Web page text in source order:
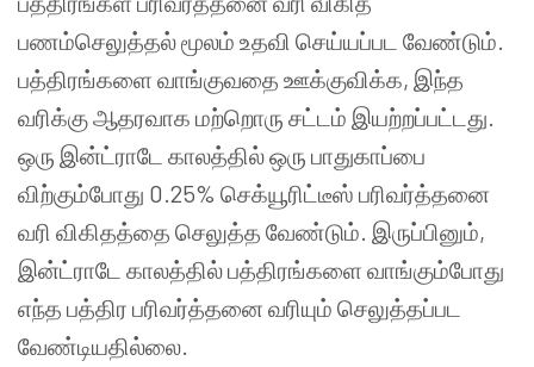
பணம்செலுத்தல் மூலம் உதவி செய்யப்பட வேண்டும்.
பத்திரங்களை வாங்குவதை ஊக்குவிக்க, இந்த
வரிக்கு ஆதரவாக மற்றொரு சட்டம் இயற்றப்பட்டது.
ஒரு இன்ட்ராடே காலத்தில் ஒரு பாதுகாப்பை
விற்கும்போது 0.25% செக்யூரிட்டீஸ் பரிவர்த்தனை
வரி விகிதத்தை செலுத்த வேண்டும். இருப்பினும்,
இன்ட்ராடே காலத்தில் பத்திரங்களை வாங்கும்போது
எந்த பத்திர பரிவர்த்தனை வரியும் செலுத்தப்பட
வேண்டியதில்லை.